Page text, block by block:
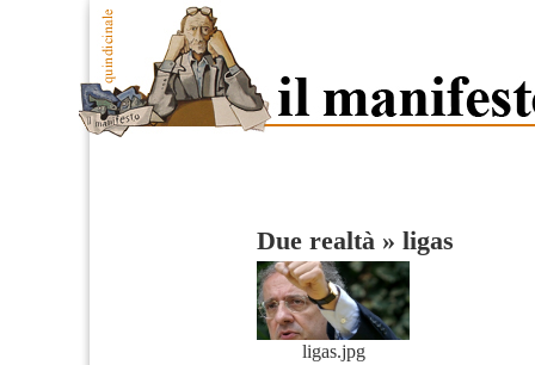
Due realtà » ligas
ligas.jpg